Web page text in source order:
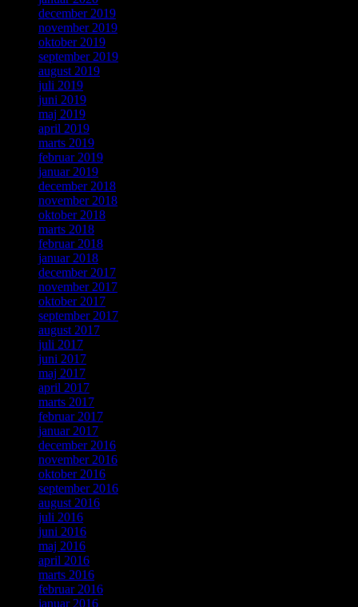
december 2019
november 2019
oktober 2019
september 2019
august 2019
juli 2019
juni 2019
maj 2019
april 2019
marts 2019
februar 2019
januar 2019
december 2018
november 2018
oktober 2018
marts 2018
februar 2018
januar 2018
december 2017
november 2017
oktober 2017
september 2017
august 2017
juli 2017
juni 2017
maj 2017
april 2017
marts 2017
februar 2017
januar 2017
december 2016
november 2016
oktober 2016
september 2016
august 2016
juli 2016
juni 2016
maj 2016
april 2016
marts 2016
februar 2016
januar 2016